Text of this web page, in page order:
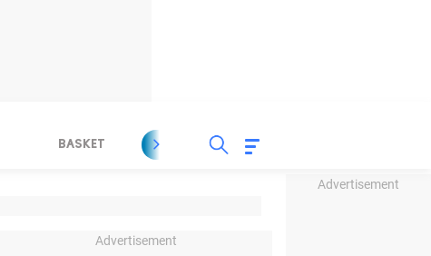
Advertisement
BASKET SPORT LAIN
Advertisement